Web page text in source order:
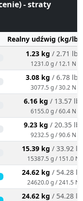
- straty
Realny udźwig (kg/
1.23 kg / 2.71 lbs
1231.0 g / 12.1 N
3.08 kg / 6.78 lbs
3077.5 g / 30.2 N
6.16 kg / 13.57 lbs
6155.0 g / 60.4 N
9.23 kg / 20.35 lbs
9232.5 g / 90.6 N
15.39 kg / 33.92
15387.5 g / 151.0 N
24.62 kg / 54.28
24620.0 g / 241.5 N
24.62 kg / 54.28